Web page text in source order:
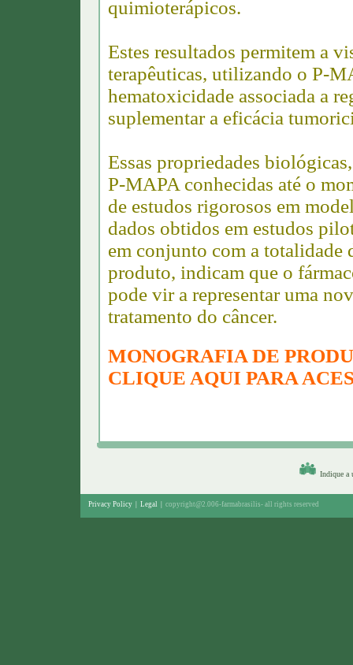
quimioterápicos.
Estes resultados permitem a
terapêuticas, utilizando o P-
hematoxicidade associada a
suplementar a eficácia
Essas propriedades
P-MAPA conhecidas até o
de estudos rigorosos em
dados obtidos em estudos
em conjunto com a totalidade
produto, indicam que o
pode vir a representar uma
tratamento do câncer.
MONOGRAFIA DE
CLIQUE AQUI PARA
Indique a
Privacy Policy Legal copyright@2.006-farmabrasilis- all rights reserved